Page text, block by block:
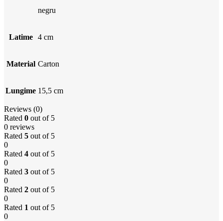
negru
Latime 4 cm
Material Carton
Lungime 15,5 cm
Reviews (0)
Rated 0 out of 5
0 reviews
Rated 5 out of 5
0
Rated 4 out of 5
0
Rated 3 out of 5
0
Rated 2 out of 5
0
Rated 1 out of 5
0